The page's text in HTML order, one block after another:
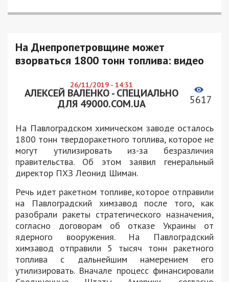
На Днепропетровщине может
взорваться 1800 тонн топлива: видео
26/11/2019 - 14:31
АЛЕКСЕЙ ВАЛЕНКО - СПЕЦИАЛЬНО
ДЛЯ 49000.COM.UA
5617
На Павлоградском химическом заводе осталось
1800 тонн твердоракетного топлива, которое не
могут утилизировать из-за безразличия
правительства. Об этом заявил генеральный
директор ПХЗ Леонид Шиман.
Речь идет ракетном топливе, которое отправили
на Павлоградский химзавод после того, как
разобрали ракеты стратегического назначения,
согласно договорам об отказе Украины от
ядерного вооружения. На Павлоградский
химзавод отправили 5 тысяч тонн ракетного
топлива с дальнейшим намерением его
утилизировать. Вначале процесс финансировали